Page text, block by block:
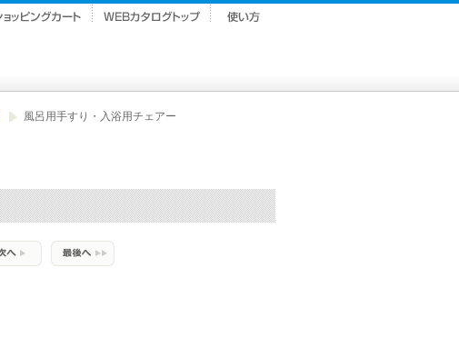
風呂用手すり・入浴用チェアー